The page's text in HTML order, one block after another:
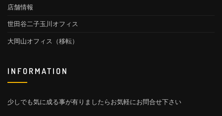
店舗情報
世田谷二子玉川オフィス
大岡山オフィス（移転）
INFORMATION
少しでも気に成る事が有りましたらお気軽にお問合せ下さい